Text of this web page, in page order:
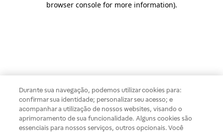
browser console for more information).
Durante sua navegação, podemos utilizar cookies para:
confirmar sua identidade; personalizar seu acesso; e
acompanhar a utilização de nossos websites, visando o
aprimoramento de sua funcionalidade. Alguns cookies são
essenciais para nossos serviços, outros opcionais. Você